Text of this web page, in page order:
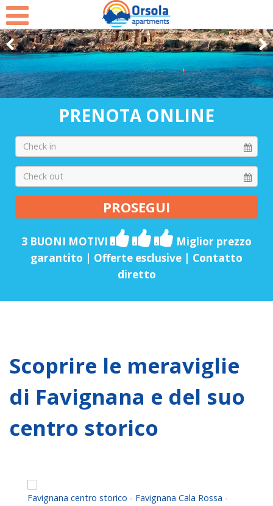
PRENOTA ONLINE
3 BUONI MOTIVI
Miglior prezzo
garantito | Offerte esclusive | Contatto
diretto
Scoprire le meraviglie
di Favignana e del suo
centro storico
Favignana centro storico - Favignana Cala Rossa -